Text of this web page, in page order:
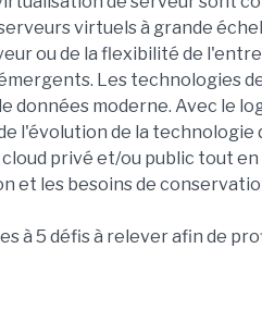
virtuels à grande
ou de la flexibilité de
Les technologies
données moderne. Avec le
l'évolution de la
privé et/ou public tout
et les besoins de
à 5 défis à relever afin de